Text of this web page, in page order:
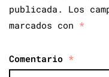
publicada.
Los
marcados con *
Comentario *